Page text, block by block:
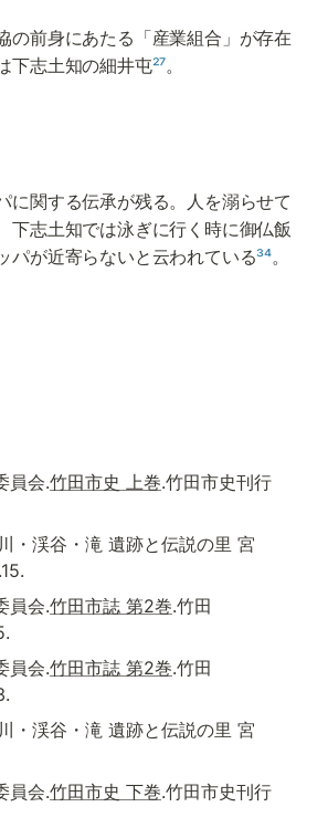
の前身にあたる「産業組合」が存在
下志土知の細井屯²⁷。
に関する伝承が残る。人を溺らせて
下志土知では泳ぎに行く時に御仏飯
パが近寄らないと云われている³⁴。
員会.竹田市史 上巻.竹田市史刊行
・渓谷・滝 遺跡と伝説の里 宮
員会.竹田市誌 第2巻.竹田
員会.竹田市誌 第2巻.竹田
・渓谷・滝 遺跡と伝説の里 宮
員会.竹田市史 下巻.竹田市史刊行